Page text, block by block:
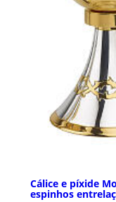
Cálice e píxide
espinhos